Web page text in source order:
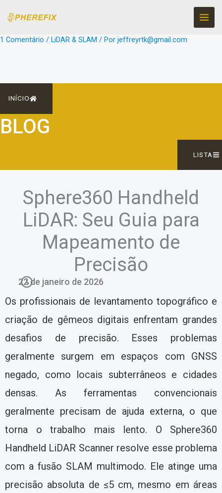
para
1 Comentário / LiDAR & SLAM / Por jeffreyrtk@gmail.com
INÍCIO
BLOG
LISTA
Sphere360 Handheld
LiDAR: Seu Guia para
Mapeamento de
Precisão
22 de janeiro de 2026
Os profissionais de levantamento topográfico e
criação de gêmeos digitais enfrentam grandes
desafios de precisão. Esses problemas
geralmente surgem em espaços com GNSS
negado, como locais subterrâneos e cidades
densas. As ferramentas convencionais
geralmente precisam de ajuda externa, o que
torna o trabalho mais lento. O Sphere360
Handheld LiDAR Scanner resolve esse problema
com a fusão SLAM multimodo. Ele atinge uma
precisão absoluta de ≤5 cm, mesmo em áreas